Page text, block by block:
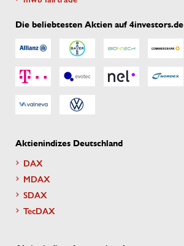
Die beliebtesten Aktien auf 4investors.de
Aktienindizes Deutschland
DAX
MDAX
SDAX
TecDAX